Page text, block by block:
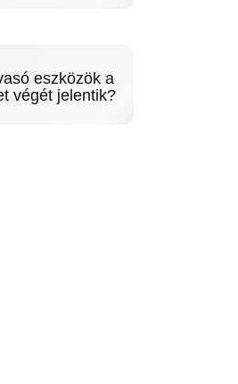
eszközök a
végét jelentik?